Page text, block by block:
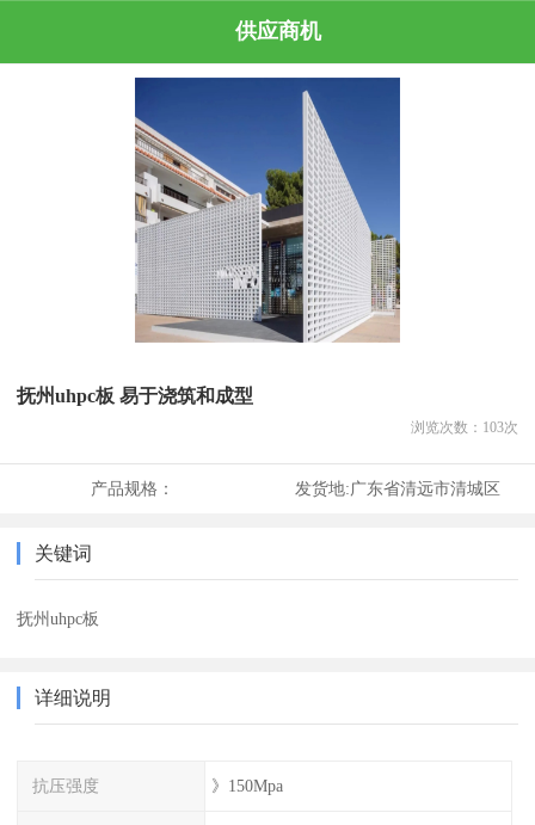
供应商机
抚州uhpc板 易于浇筑和成型
浏览次数： 103次
产品规格： 发货地:广东省清远市清城区
关键词
抚州uhpc板
详细说明
抗压强度 》150Mpa